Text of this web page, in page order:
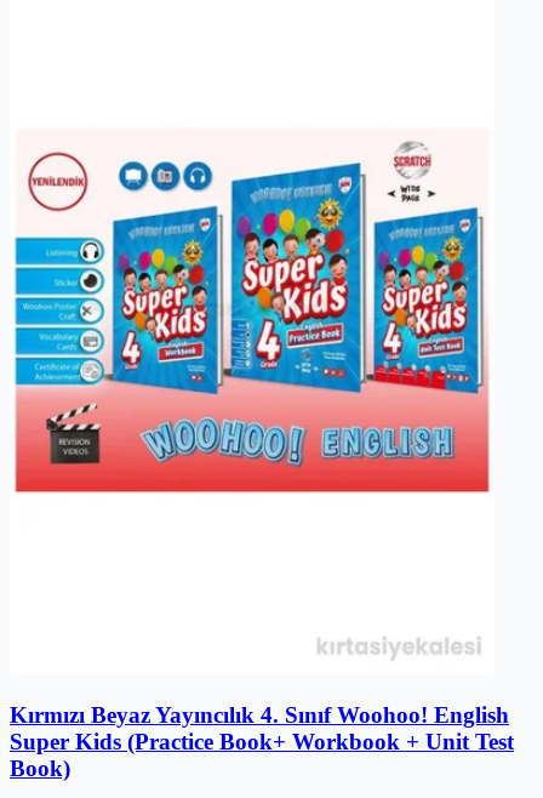
Kırmızı Beyaz Yayıncılık 4. Sınıf Woohoo! English
Super Kids (Practice Book+ Workbook + Unit Test
Book)